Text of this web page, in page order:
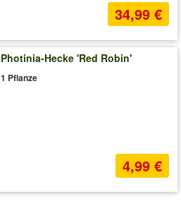
34,99 €
Photinia-Hecke 'Red Robin'
1 Pflanze
4,99 €